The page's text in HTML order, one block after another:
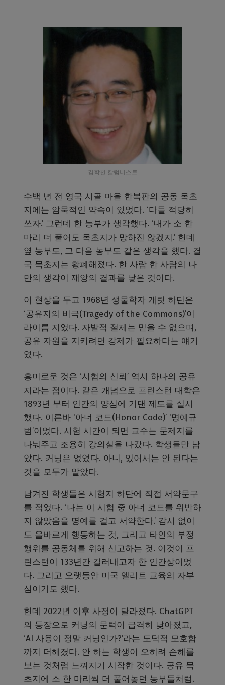
김학천 칼럼니스트
수백 년 전 영국 시골 마을 한복판의 공동 목초
지에는 암묵적인 약속이 있었다. ‘다들 적당히
쓰자.’ 그런데 한 농부가 생각했다. ‘내가 소 한
마리 더 풀어도 목초지가 망하진 않겠지.’ 헌데
옆 농부도, 그 다음 농부도 같은 생각을 했다. 결
국 목초지는 황폐해졌다. 한 사람 한 사람의 나
만의 생각이 재앙의 결과를 낳은 것이다.
이 현상을 두고 1968년 생물학자 개릿 하딘은
‘공유지의 비극(Tragedy of the Commons)’이
라이름 지었다. 자발적 절제는 믿을 수 없으며,
공유 자원을 지키려면 강제가 필요하다는 얘기
였다.
흥미로운 것은 ‘시험의 신뢰’ 역시 하나의 공유
지라는 점이다. 같은 개념으로 프린스턴 대학은
1893년 부터 인간의 양심에 기댄 제도를 실시
했다. 이른바 ‘아너 코드(Honor Code)’ ‘명예규
범’이었다. 시험 시간이 되면 교수는 문제지를
나눠주고 조용히 강의실을 나갔다. 학생들만 남
았다. 커닝은 없었다. 아니, 있어서는 안 된다는
것을 모두가 알았다.
남겨진 학생들은 시험지 하단에 직접 서약문구
를 적었다. ‘나는 이 시험 중 아너 코드를 위반하
지 않았음을 명예를 걸고 서약한다.’ 감시 없이
도 올바르게 행동하는 것, 그리고 타인의 부정
행위를 공동체를 위해 신고하는 것. 이것이 프
린스턴이 133년간 길러내고자 한 인간상이었
다. 그리고 오랫동안 미국 엘리트 교육의 자부
심이기도 했다.
헌데 2022년 이후 사정이 달라졌다. ChatGPT
의 등장으로 커닝의 문턱이 급격히 낮아졌고,
‘AI 사용이 정말 커닝인가?’라는 도덕적 모호함
까지 더해졌다. 안 하는 학생이 오히려 손해를
보는 것처럼 느껴지기 시작한 것이다. 공유 목
초지에 소 한 마리씩 더 풀어놓던 농부들처럼.